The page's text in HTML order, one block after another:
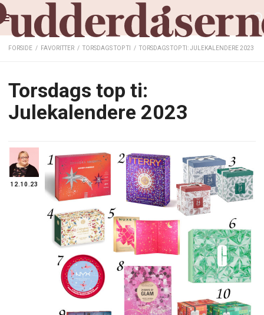
FORSIDE / FAVORITTER / TORSDAGS TOP TI / TORSDAGS TOP TI: JULEKALENDERE 2023
Torsdags top ti:
Julekalendere 2023
12.10.23